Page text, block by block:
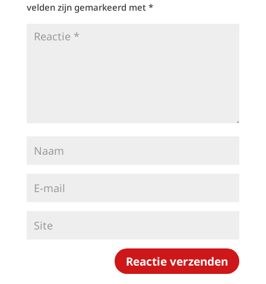
velden zijn gemarkeerd met *